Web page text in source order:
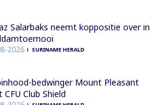
Salarbaks neemt koppositie over in
2026 SURINAME HERALD
bedwinger Mount Pleasant
CFU Club Shield